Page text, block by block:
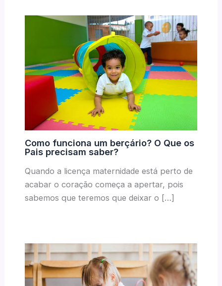
Como funciona um berçário? O Que os
Pais precisam saber?
Quando a licença maternidade está perto de
acabar o coração começa a apertar, pois
sabemos que teremos que deixar o […]